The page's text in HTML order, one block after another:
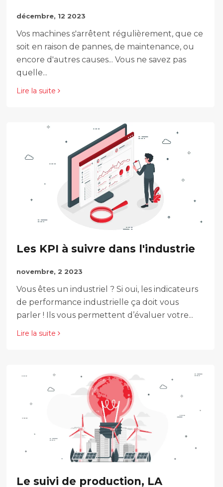
décembre, 12 2023
Vos machines s'arrêtent régulièrement, que ce
soit en raison de pannes, de maintenance, ou
encore d'autres causes... Vous ne savez pas
quelle...
Lire la suite
Les KPI à suivre dans l'industrie
novembre, 2 2023
Vous êtes un industriel ? Si oui, les indicateurs
de performance industrielle ça doit vous
parler ! Ils vous permettent d’évaluer votre...
Lire la suite
Le suivi de production, LA